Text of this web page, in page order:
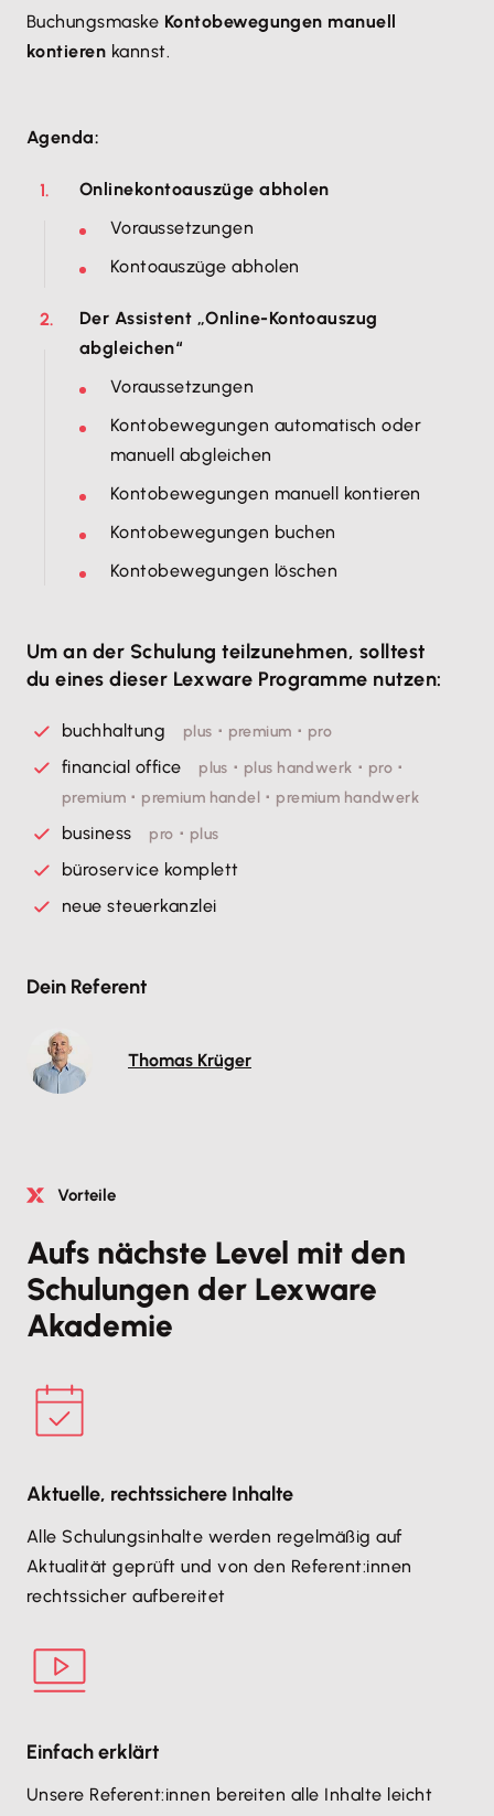
Buchungsmaske Kontobewegungen manuell
kontieren kannst.
Agenda:
Onlinekontoauszüge abholen
Voraussetzungen
Kontoauszüge abholen
Der Assistent „Online-Kontoauszug
abgleichen“
Voraussetzungen
Kontobewegungen automatisch oder
manuell abgleichen
Kontobewegungen manuell kontieren
Kontobewegungen buchen
Kontobewegungen löschen
Um an der Schulung teilzunehmen, solltest
du eines dieser Lexware Programme nutzen:
buchhaltung plus ･ premium ･ pro
financial office
plus ･ plus handwerk ･ pro ･
premium ･ premium handel ･ premium handwerk
business pro ･ plus
büroservice komplett
neue steuerkanzlei
Dein Referent
Thomas Krüger
Vorteile
Aufs nächste Level mit den
Schulungen der Lexware
Akademie
Aktuelle, rechtssichere Inhalte
Alle Schulungsinhalte werden regelmäßig auf
Aktualität geprüft und von den Referent:innen
rechtssicher aufbereitet
Einfach erklärt
Unsere Referent:innen bereiten alle Inhalte leicht